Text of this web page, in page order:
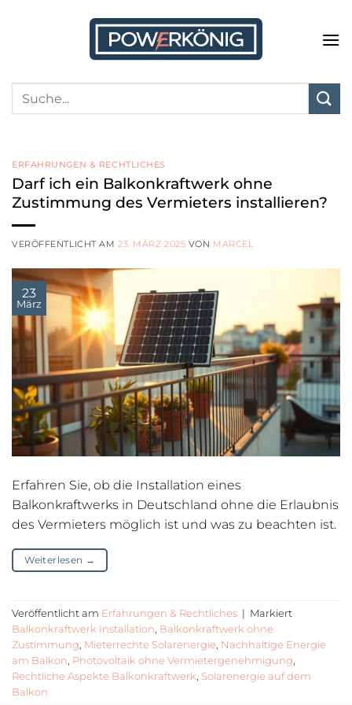
ERFAHRUNGEN & RECHTLICHES
Darf ich ein Balkonkraftwerk ohne
Zustimmung des Vermieters installieren?
VERÖFFENTLICHT AM23. MÄRZ 2025 VON MARCEL
23
März
Erfahren Sie, ob die Installation eines
Balkonkraftwerks in Deutschland ohne die Erlaubnis
des Vermieters möglich ist und was zu beachten ist.
Weiterlesen →
Veröffentlicht am Erfahrungen & Rechtliches | Markiert
Balkonkraftwerk Installation Balkonkraftwerk ohne
Zustimmung Mieterrechte Solarenergie Nachhaltige Energie
am Balkon Photovoltaik ohne Vermietergenehmigung
Rechtliche Aspekte Balkonkraftwerk Solarenergie auf dem
Balkon